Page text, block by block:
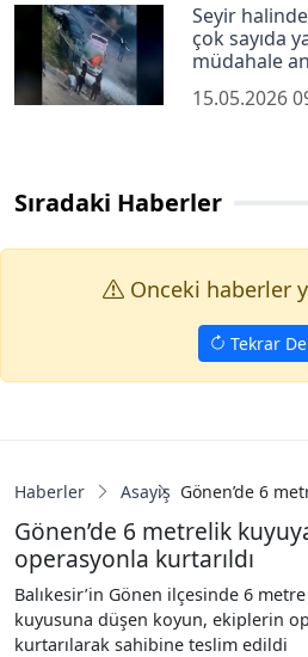
Seyir
çok sayıda
müdahale
15.05.2026
Sıradaki Haberler
Onceki haberler
Tekrar
Haberler Asayiş Gönen’de 6
Gönen’de 6 metrelik
operasyonla kurtarıldı
Balıkesir’in Gönen ilçesinde 6
kuyusuna düşen koyun, ekiplerin
kurtarılarak sahibine teslim edildi